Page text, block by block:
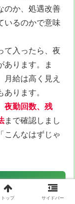
のか、処遇改善
いるのかで意味
て入ったら、夜
あります。ま
給は高く見え
ります。
夜勤回数、残
まで確認しまし
こんなはずじゃ
実的な考え
トップ サイドバー